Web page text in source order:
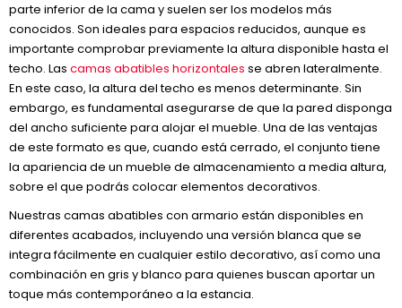
parte inferior de la cama y suelen ser los modelos más
conocidos. Son ideales para espacios reducidos, aunque es
importante comprobar previamente la altura disponible hasta el
techo. Las camas abatibles horizontales se abren lateralmente.
En este caso, la altura del techo es menos determinante. Sin
embargo, es fundamental asegurarse de que la pared disponga
del ancho suficiente para alojar el mueble. Una de las ventajas
de este formato es que, cuando está cerrado, el conjunto tiene
la apariencia de un mueble de almacenamiento a media altura,
sobre el que podrás colocar elementos decorativos.
Nuestras camas abatibles con armario están disponibles en
diferentes acabados, incluyendo una versión blanca que se
integra fácilmente en cualquier estilo decorativo, así como una
combinación en gris y blanco para quienes buscan aportar un
toque más contemporáneo a la estancia.